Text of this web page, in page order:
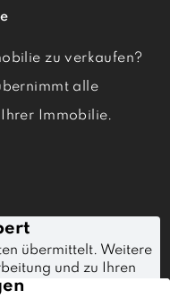
zu verkaufen?
alle
Immobilie.